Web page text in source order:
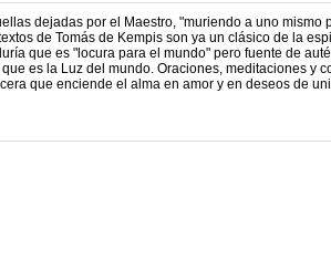
dejadas por el Maestro, "muriendo a uno mismo
de Tomás de Kempis son ya un clásico de la
que es "locura para el mundo" pero fuente de
es la Luz del mundo. Oraciones, meditaciones y
que enciende el alma en amor y en deseos de